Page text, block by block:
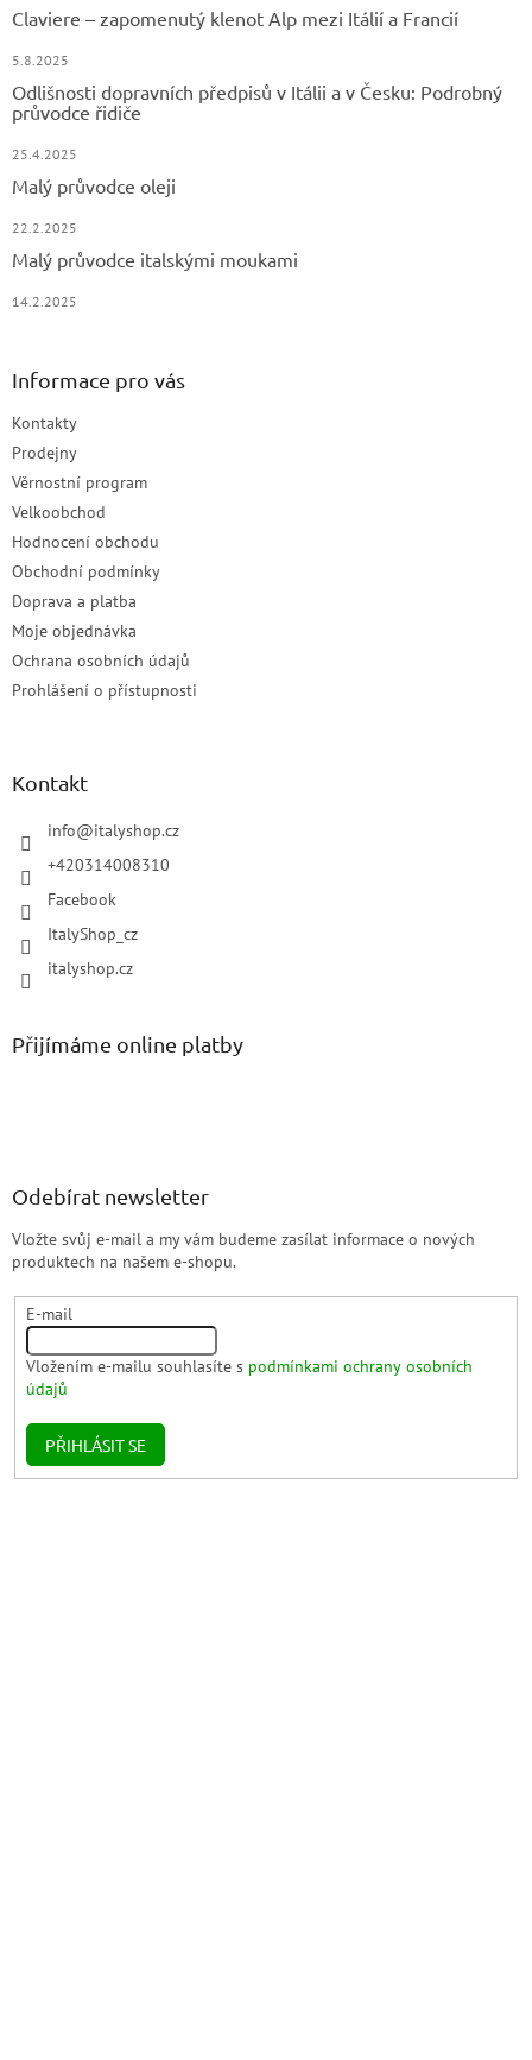
Claviere – zapomenutý klenot Alp mezi Itálií a Francií
5.8.2025
Odlišnosti dopravních předpisů v Itálii a v Česku: Podrobný
průvodce řidiče
25.4.2025
Malý průvodce oleji
22.2.2025
Malý průvodce italskými moukami
14.2.2025
Informace pro vás
Kontakty
Prodejny
Věrnostní program
Velkoobchod
Hodnocení obchodu
Obchodní podmínky
Doprava a platba
Moje objednávka
Ochrana osobních údajů
Prohlášení o přístupnosti
Kontakt
info@italyshop.cz
+420314008310
Facebook
ItalyShop_cz
italyshop.cz
Přijímáme online platby
Odebírat newsletter
Vložte svůj e-mail a my vám budeme zasílat informace o nových
produktech na našem e-shopu.
E-mail
Vložením e-mailu souhlasíte s podmínkami ochrany osobních
údajů
PŘIHLÁSIT SE